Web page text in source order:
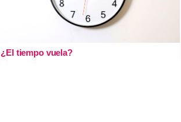
¿El tiempo vuela?